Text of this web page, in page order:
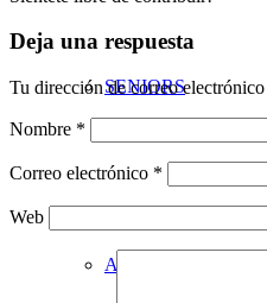
SENIORS
ADULTS
Deja una respuesta
Tu dirección de correo
Nombre *
Correo electrónico *
Web